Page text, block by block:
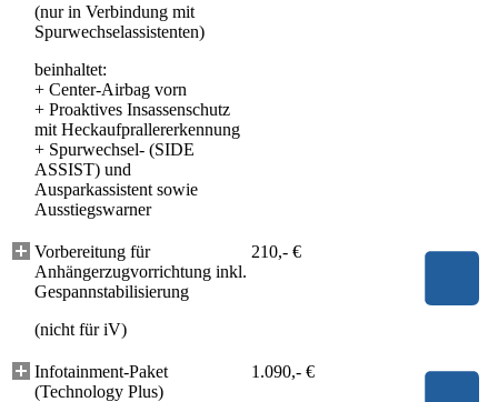
(nur in Verbindung mit
Spurwechselassistenten)
beinhaltet:
+ Center-Airbag vorn
+ Proaktives Insassenschutz
mit Heckaufprallererkennung
+ Spurwechsel- (SIDE
ASSIST) und
Ausparkassistent sowie
Ausstiegswarner
Vorbereitung für
Anhängerzugvorrichtung inkl.
Gespannstabilisierung
(nicht für iV)
210,- €
Infotainment-Paket
(Technology Plus)
1.090,- €